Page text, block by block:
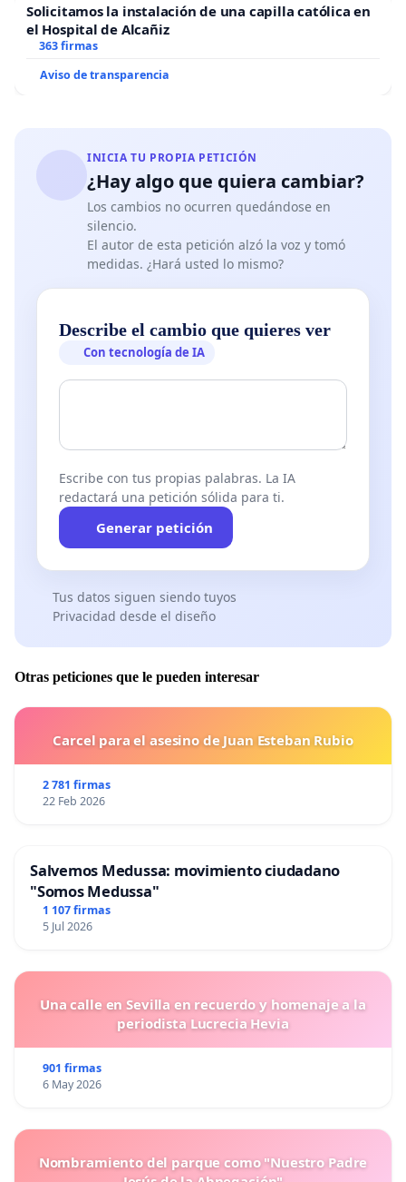
Solicitamos la instalación de una capilla católica en
el Hospital de Alcañiz
363 firmas
Aviso de transparencia
INICIA TU PROPIA PETICIÓN
¿Hay algo que quiera cambiar?
Los cambios no ocurren quedándose en
silencio.
El autor de esta petición alzó la voz y tomó
medidas. ¿Hará usted lo mismo?
Describe el cambio que quieres ver
Con tecnología de IA
Escribe con tus propias palabras. La IA
redactará una petición sólida para ti.
Generar petición
Tus datos siguen siendo tuyos
Privacidad desde el diseño
Otras peticiones que le pueden interesar
Carcel para el asesino de Juan Esteban Rubio
2 781 firmas
22 Feb 2026
Salvemos Medussa: movimiento ciudadano
"Somos Medussa"
1 107 firmas
5 Jul 2026
Una calle en Sevilla en recuerdo y homenaje a la
periodista Lucrecia Hevia
901 firmas
6 May 2026
Nombramiento del parque como "Nuestro Padre